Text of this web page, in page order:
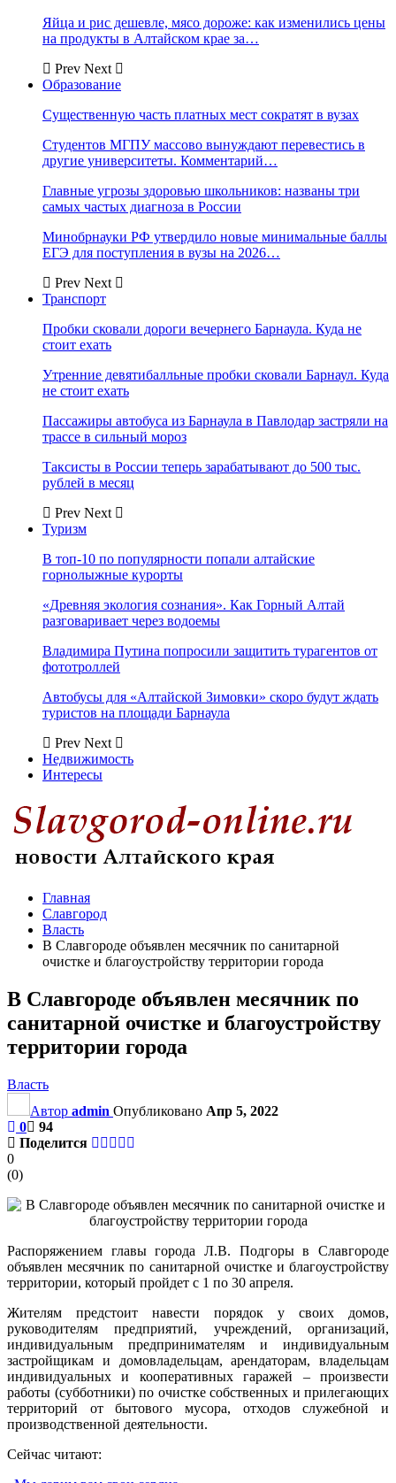
Яйца и рис дешевле, мясо дороже: как изменились цены
на продукты в Алтайском крае за…
Prev Next
Образование
Существенную часть платных мест сократят в вузах
Студентов МГПУ массово вынуждают перевестись в
другие университеты. Комментарий…
Главные угрозы здоровью школьников: названы три
самых частых диагноза в России
Минобрнауки РФ утвердило новые минимальные баллы
ЕГЭ для поступления в вузы на 2026…
Prev Next
Транспорт
Пробки сковали дороги вечернего Барнаула. Куда не
стоит ехать
Утренние девятибалльные пробки сковали Барнаул. Куда
не стоит ехать
Пассажиры автобуса из Барнаула в Павлодар застряли на
трассе в сильный мороз
Таксисты в России теперь зарабатывают до 500 тыс.
рублей в месяц
Prev Next
Туризм
В топ-10 по популярности попали алтайские
горнолыжные курорты
«Древняя экология сознания». Как Горный Алтай
разговаривает через водоемы
Владимира Путина попросили защитить турагентов от
фототроллей
Автобусы для «Алтайской Зимовки» скоро будут ждать
туристов на площади Барнаула
Prev Next
Недвижимость
Интересы
Главная
Славгород
Власть
В Славгороде объявлен месячник по санитарной
очистке и благоустройству территории города
В Славгороде объявлен месячник по
санитарной очистке и благоустройству
территории города
Власть
Автор admin Опубликовано Апр 5, 2022
0
94
Поделится
0
(0)
Распоряжением главы города Л.В. Подгоры в Славгороде
объявлен месячник по санитарной очистке и благоустройству
территории, который пройдет с 1 по 30 апреля.
Жителям предстоит навести порядок у своих домов,
руководителям предприятий, учреждений, организаций,
индивидуальным предпринимателям и индивидуальным
застройщикам и домовладельцам, арендаторам, владельцам
индивидуальных и кооперативных гаражей – произвести
работы (субботники) по очистке собственных и прилегающих
территорий от бытового мусора, отходов служебной и
производственной деятельности.
Сейчас читают: